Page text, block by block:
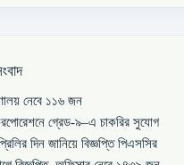
নেবে ১১৬ জন
গ্রেড-৯–এ চাকরির সুযোগ
দিন জানিয়ে বিজ্ঞপ্তি পিএসসির